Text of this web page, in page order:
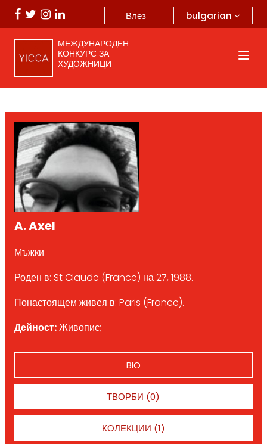
bulgarian
Влез
МЕЖДУНАРОДЕН
КОНКУРС ЗА
ХУДОЖНИЦИ
A. Axel
Мъжки
Роден в: St Claude (France) на 27, 1988.
Понастоящем живея в: Paris (France).
Дейност:Живопис;
BIO
ТВОРБИ (0)
КОЛЕКЦИИ (1)